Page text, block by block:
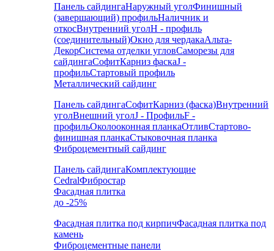
Панель сайдингаНаружный уголФинишный
(завершающий) профильНаличник и
откосВнутренний уголH - профиль
(соединительный)Окно для чердакаАльта-
ДекорСистема отделки угловСаморезы для
сайдингаСофитКарниз фаскаJ -
профильСтартовый профиль
Металлический сайдинг
Панель сайдингаСофитКарниз (фаска)Внутренний
уголВнешний уголJ - ПрофильF -
профильОколооконная планкаОтливСтартово-
финишная планкаСтыковочная планка
Фиброцементный сайдинг
Панель сайдингаКомплектующие
CedralФибростар
Фасадная плитка
до -25%
Фасадная плитка под кирпичФасадная плитка под
камень
Фиброцементные панели